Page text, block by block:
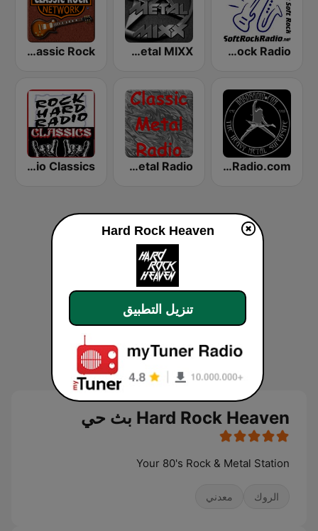
Soft Rock Radio
The Metal MIXX
HD Radio - Classic Rock
HardRadio.com
Classic Metal Radio
Rock Hard Radio Classics
Hard Rock Heaven بث حي
Your 80's Rock & Metal Station
الروك معدني
Hard Rock Heaven
تنزيل التطبيق